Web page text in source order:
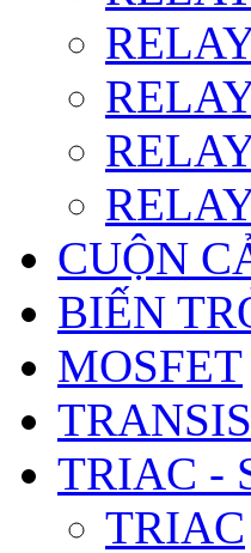
CUỘN
BIẾN
MOSFET
TRIAC -
TRIAC